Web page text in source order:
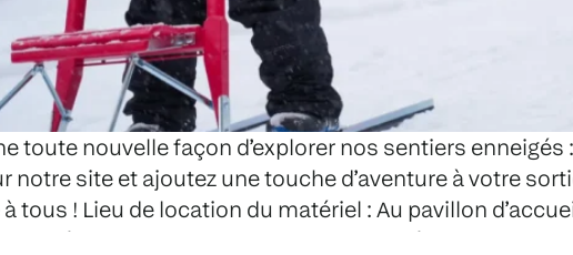
toute nouvelle façon d’explorer nos sentiers
site et ajoutez une touche d’aventure à votre
tous ! Lieu de location du matériel : Au pavillon
requise Concept du premier arrivé, premier